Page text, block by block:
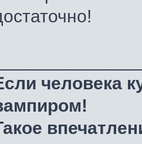
человека